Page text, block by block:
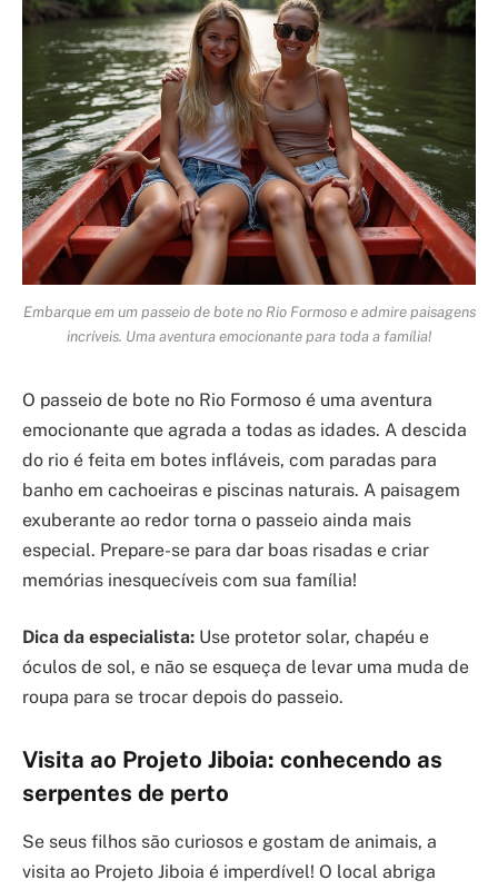
Embarque em um passeio de bote no Rio Formoso e admire paisagens
incríveis. Uma aventura emocionante para toda a família!
O passeio de bote no Rio Formoso é uma aventura
emocionante que agrada a todas as idades. A descida
do rio é feita em botes infláveis, com paradas para
banho em cachoeiras e piscinas naturais. A paisagem
exuberante ao redor torna o passeio ainda mais
especial. Prepare-se para dar boas risadas e criar
memórias inesquecíveis com sua família!
Dica da especialista: Use protetor solar, chapéu e
óculos de sol, e não se esqueça de levar uma muda de
roupa para se trocar depois do passeio.
Visita ao Projeto Jiboia: conhecendo as
serpentes de perto
Se seus filhos são curiosos e gostam de animais, a
visita ao Projeto Jiboia é imperdível! O local abriga